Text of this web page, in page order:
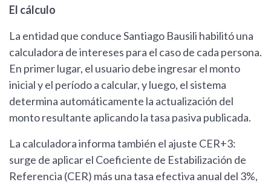
El cálculo
La entidad que conduce Santiago Bausili habilitó una
calculadora de intereses para el caso de cada persona.
En primer lugar, el usuario debe ingresar el monto
inicial y el período a calcular, y luego, el sistema
determina automáticamente la actualización del
monto resultante aplicando la tasa pasiva publicada.
La calculadora informa también el ajuste CER+3:
surge de aplicar el Coeficiente de Estabilización de
Referencia (CER) más una tasa efectiva anual del 3%,